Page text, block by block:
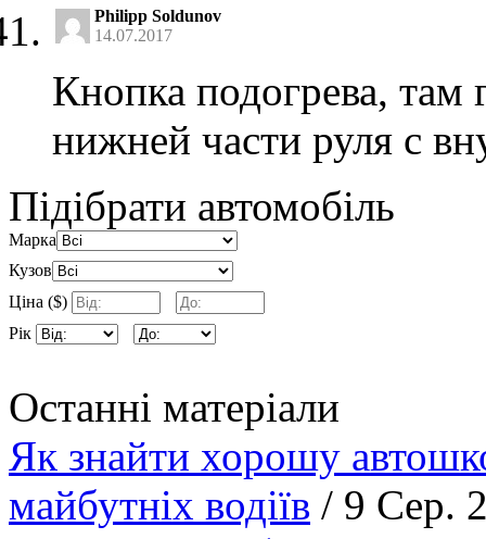
Philipp Soldunov
14.07.2017
Кнопка подогрева, там
нижней части руля с
Підібрати автомобіль
Марка
Кузов
Ціна ($)
Рік
Останні матеріали
Як знайти хорошу
майбутніх водіїв / 9 Сер.